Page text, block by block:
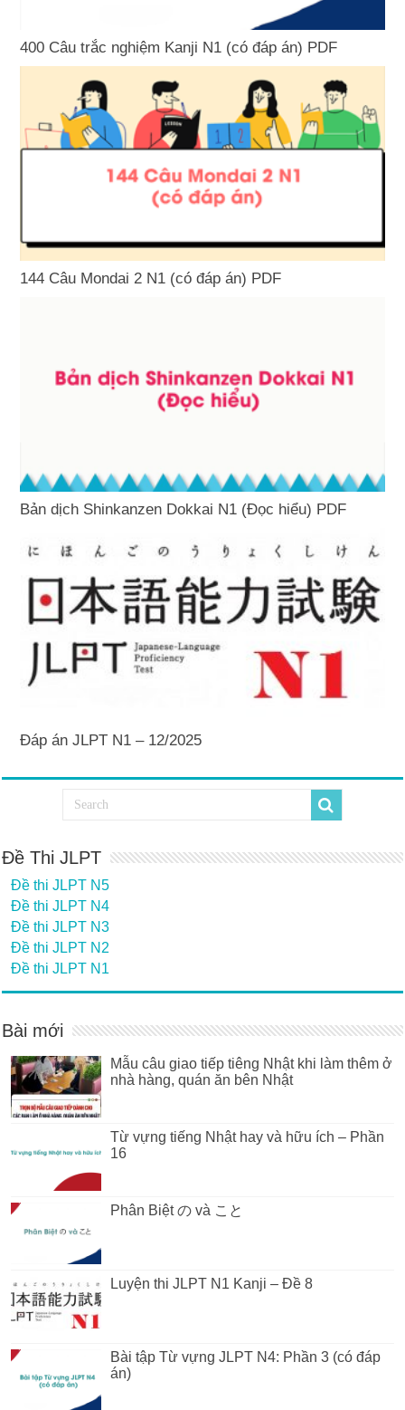
400 Câu trắc nghiệm Kanji N1 (có đáp án) PDF
144 Câu Mondai 2 N1 (có đáp án) PDF
Bản dịch Shinkanzen Dokkai N1 (Đọc hiểu) PDF
Đáp án JLPT N1 – 12/2025
Đề Thi JLPT
Đề thi JLPT N5
Đề thi JLPT N4
Đề thi JLPT N3
Đề thi JLPT N2
Đề thi JLPT N1
Bài mới
Mẫu câu giao tiếp tiêng Nhật khi làm thêm ở
nhà hàng, quán ăn bên Nhật
Từ vựng tiếng Nhật hay và hữu ích – Phần
16
Phân Biệt の và こと
Luyện thi JLPT N1 Kanji – Đề 8
Bài tập Từ vựng JLPT N4: Phần 3 (có đáp
án)